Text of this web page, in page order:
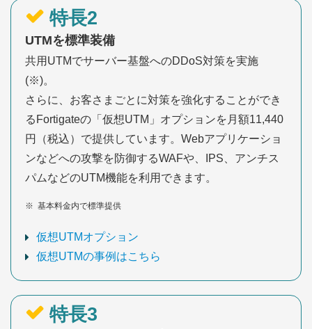
特長2
UTMを標準装備
共用UTMでサーバー基盤へのDDoS対策を実施
(※)。
さらに、お客さまごとに対策を強化することができ
るFortigateの「仮想UTM」オプションを月額11,440
円（税込）で提供しています。Webアプリケーショ
ンなどへの攻撃を防御するWAFや、IPS、アンチス
パムなどのUTM機能を利用できます。
※ 基本料金内で標準提供
仮想UTMオプション
仮想UTMの事例はこちら
特長3